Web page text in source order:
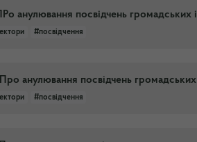
анулювання посвідчень громадських
#посвідчення
анулювання посвідчень громадських
#посвідчення